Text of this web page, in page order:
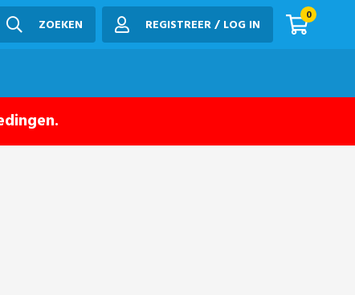
ZOEKEN REGISTREER / LOG IN
0